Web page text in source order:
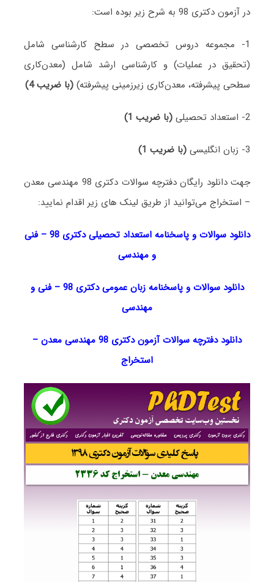
در آزمون دکتری 98 به شرح زیر بوده است:
1- مجموعه دروس تخصصی در سطح کارشناسی شامل
(تحقیق در عملیات) و کارشناسی ارشد شامل (معدن‌کاری
سطحی پیشرفته، معدن‌کاری زیرزمینی پیشرفته) (با ضریب 4)
2- استعداد تحصیلی (با ضریب 1)
3- زبان انگلیسی (با ضریب 1)
جهت دانلود رایگان دفترچه سوالات دکتری 98 مهندسی معدن
– استخراج می‌توانید از طریق لینک های زیر اقدام نمایید:
دانلود سوالات و پاسخنامه استعداد تحصیلی دکتری 98 – فنی
و مهندسی
دانلود سوالات و پاسخنامه زبان عمومی دکتری 98 – فنی و
مهندسی
دانلود دفترچه سوالات آزمون دکتری 98 مهندسی معدن –
استخراج